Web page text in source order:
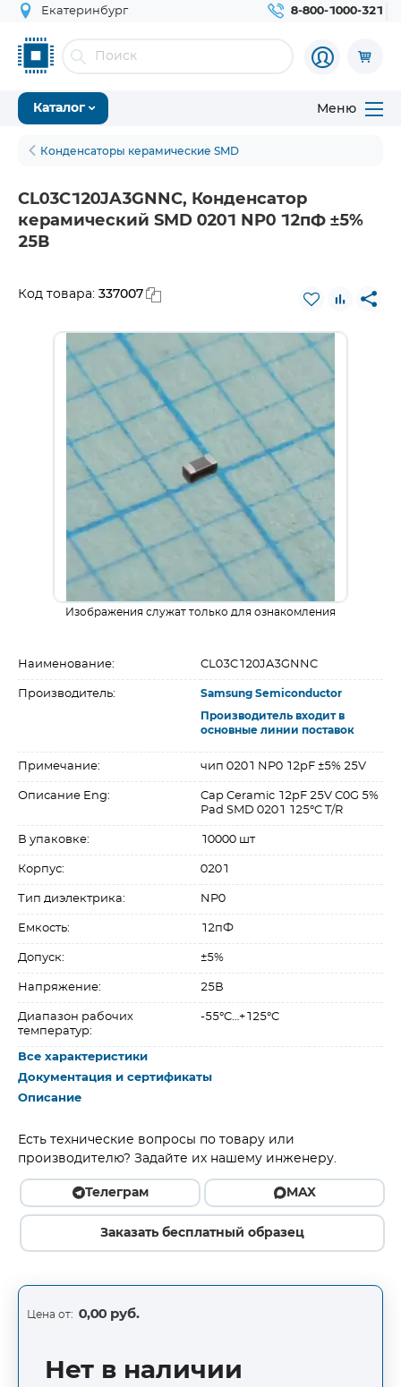
Екатеринбург 8-800-1000-321
Каталог Меню
Конденсаторы керамические SMD
CL03C120JA3GNNC, Конденсатор
керамический SMD 0201 NP0 12пФ ±5%
25В
Код товара: 337007
Изображения служат только для ознакомления
Наименование: CL03C120JA3GNNC
Производитель: Samsung Semiconductor
Производитель входит в
основные линии поставок
Примечание: чип 0201 NP0 12pF ±5% 25V
Описание Eng:
Cap Ceramic 12pF 25V C0G 5%
Pad SMD 0201 125°C T/R
В упаковке: 10000 шт
Корпус: 0201
Тип диэлектрика: NP0
Емкость: 12пФ
Допуск: ±5%
Напряжение: 25В
Диапазон рабочих
температур:
-55°C…+125°C
Все характеристики
Документация и сертификаты
Описание
Есть технические вопросы по товару или
производителю? Задайте их нашему инженеру.
Телеграм MAX
Заказать бесплатный образец
Цена от: 0,00 руб.
Нет в наличии